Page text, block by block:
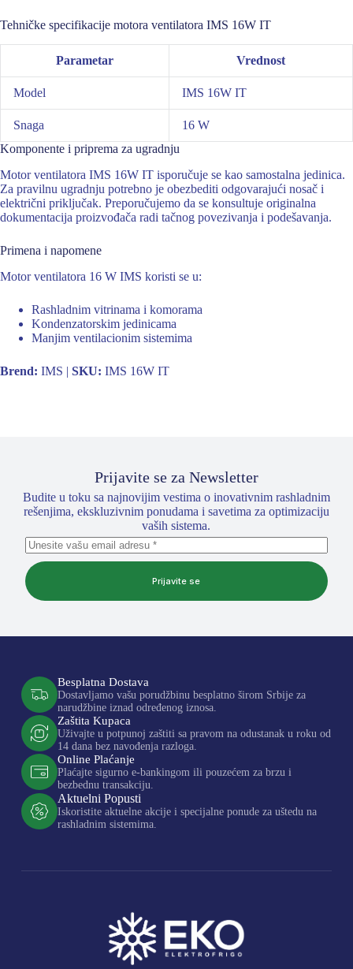
Tehničke specifikacije motora ventilatora IMS 16W IT
Parametar Vrednost
Model IMS 16W IT
Snaga
16 W
Komponente i priprema za ugradnju
Motor ventilatora IMS 16W IT isporučuje se kao samostalna jedinica.
Za pravilnu ugradnju potrebno je obezbediti odgovarajući nosač i
električni priključak. Preporučujemo da se konsultuje originalna
dokumentacija proizvođača radi tačnog povezivanja i podešavanja.
Primena i napomene
Motor ventilatora 16 W IMS koristi se u:
Rashladnim vitrinama i komorama
Kondenzatorskim jedinicama
Manjim ventilacionim sistemima
Brend: IMS | SKU: IMS 16W IT
Prijavite se za Newsletter
Budite u toku sa najnovijim vestima o inovativnim rashladnim
rešenjima, ekskluzivnim ponudama i savetima za optimizaciju
vaših sistema.
Prijavite se
Besplatna Dostava
Dostavljamo vašu porudžbinu besplatno širom Srbije za
narudžbine iznad određenog iznosa.
Zaštita Kupaca
Uživajte u potpunoj zaštiti sa pravom na odustanak u roku od
14 dana bez navođenja razloga.
Online Plaćanje
Plaćajte sigurno e-bankingom ili pouzećem za brzu i
bezbednu transakciju.
Aktuelni Popusti
Iskoristite aktuelne akcije i specijalne ponude za uštedu na
rashladnim sistemima.